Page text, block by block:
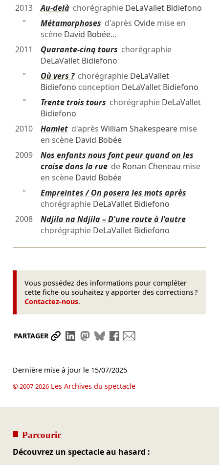
2013
Au-delàchorégraphie DeLaVallet Bidiefono
″
Métamorphoses d'après Ovidemise en
scène David Bobée…
2011
Quarante-cinq tours chorégraphie
DeLaVallet Bidiefono
″
Où vers ?chorégraphie DeLaVallet
Bidiefono conception DeLaVallet Bidiefono
″
Trente trois tours chorégraphie DeLaVallet
Bidiefono
2010
Hamletd'après William Shakespearemise
en scène David Bobée
2009
Nos enfants nous font peur quand on les
croise dans la ruede Ronan Cheneau mise
en scène David Bobée
″
Empreintes / On posera les mots après
chorégraphie DeLaVallet Bidiefono
2008
Ndjila na Ndjila – D'une route à l'autre
chorégraphie DeLaVallet Bidiefono
Vous possédez des informations pour compléter
cette fiche ou souhaitez y apporter des corrections ?
Contactez-nous.
PARTAGER Partager le lien
Partager sur LinkedIn
Partager sur Mastodon
Partager sur Bluesky
Partager sur Facebook
Dernière mise à jour le 15/07/2025
© 2007-2026Les Archives du spectacle
Parcourir
Découvrez un spectacle au hasard :